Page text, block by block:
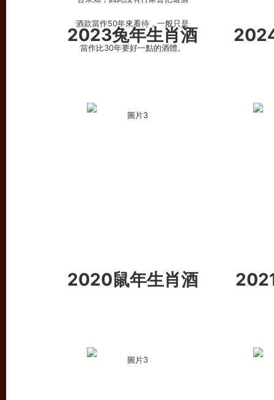
2023兔年生肖酒
2020鼠年生肖酒